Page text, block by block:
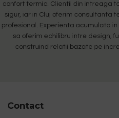
confort termic. Clientii din intreaga
sigur, iar in Cluj oferim consultanta
profesional. Experienta acumulata
sa oferim echilibru intre design,
construind relatii bazate pe
Contact